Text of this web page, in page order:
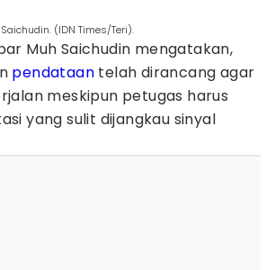
(IDN Times/Teri).
Muh Saichudin mengatakan,
pendataan telah dirancang agar
meskipun petugas harus
yang sulit dijangkau sinyal